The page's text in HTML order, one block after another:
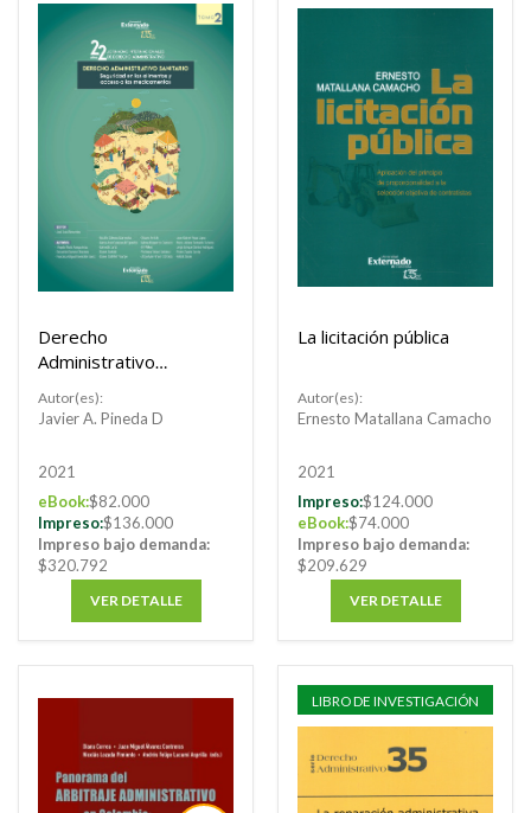
Derecho
Administrativo
Sanitario - Tomo 2
Autor(es):
Javier A. Pineda D
2021
eBook:$82.000
Impreso:$136.000
Impreso bajo demanda:
$320.792
VER DETALLE
La licitación pública
Autor(es):
Ernesto Matallana Camacho
2021
Impreso:$124.000
eBook:$74.000
Impreso bajo demanda:
$209.629
VER DETALLE
LIBRO DE INVESTIGACIÓN